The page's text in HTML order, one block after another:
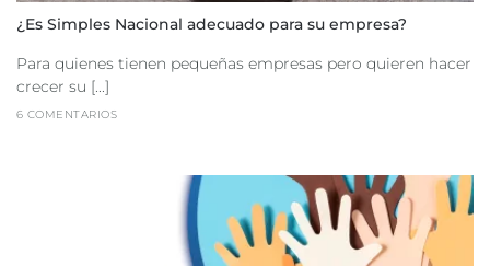
¿Es Simples Nacional adecuado para su empresa?
Para quienes tienen pequeñas empresas pero quieren hacer
crecer su [...]
6 COMENTARIOS